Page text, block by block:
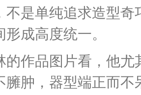
不是单纯追求造型
成高度统一。
品图片看，他尤
臃肿，器型端正而